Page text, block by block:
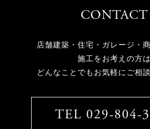
CONTACT
店舗建築・住宅・ガレージ・
施工をお考えの方は
どんなことでもお気軽にご相
TEL 029-804-